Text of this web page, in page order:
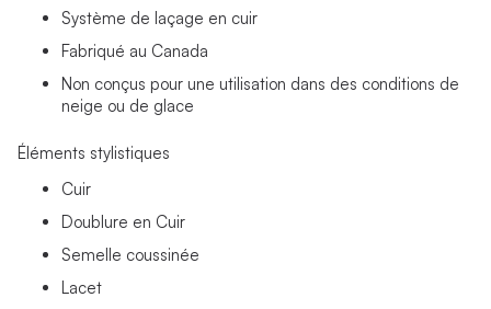
Système de laçage en cuir
Fabriqué au Canada
Non conçus pour une utilisation dans des conditions de
neige ou de glace
Éléments stylistiques
Cuir
Doublure en Cuir
Semelle coussinée
Lacet